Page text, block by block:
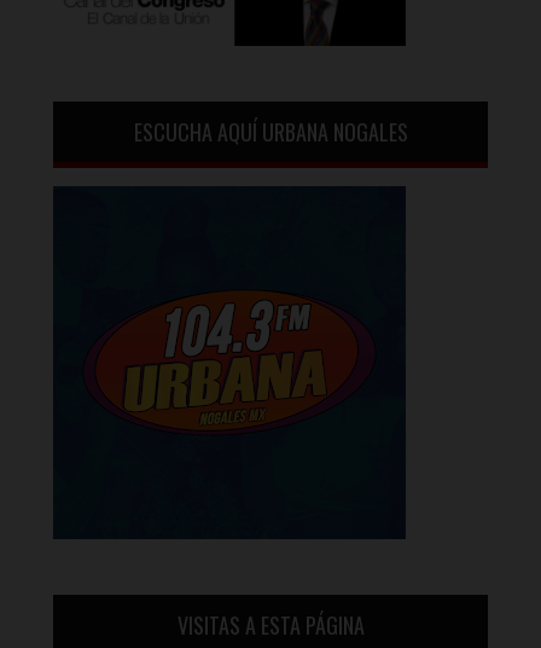
ESCUCHA AQUÍ URBANA NOGALES
VISITAS A ESTA PÁGINA